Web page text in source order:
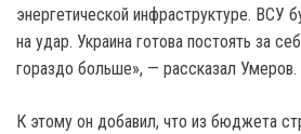
энергетической инфраструктуре. ВСУ
на удар. Украина готова постоять за
гораздо больше», — рассказал Умеров.
К этому он добавил, что из бюджета